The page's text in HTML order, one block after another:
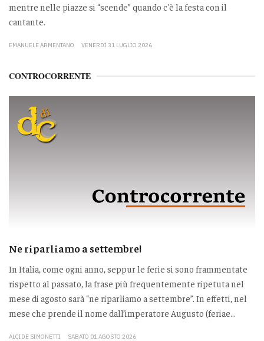
mentre nelle piazze si “scende” quando c'è la festa con il
cantante.
EMANUELE ARMENTANO VENERDÌ 31 LUGLIO 2026
CONTROCORRENTE
Ne riparliamo a settembre!
In Italia, come ogni anno, seppur le ferie si sono frammentate
rispetto al passato, la frase più frequentemente ripetuta nel
mese di agosto sarà “ne riparliamo a settembre”. In effetti, nel
mese che prende il nome dall’imperatore Augusto (feriae...
ALCIDE SIMONETTI SABATO 01 AGOSTO 2026